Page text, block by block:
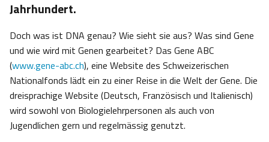
Jahrhundert.
Doch was ist DNA genau? Wie sieht sie aus? Was sind Gene
und wie wird mit Genen gearbeitet? Das Gene ABC
(www.gene-abc.ch), eine Website des Schweizerischen
Nationalfonds lädt ein zu einer Reise in die Welt der Gene. Die
dreisprachige Website (Deutsch, Französisch und Italienisch)
wird sowohl von Biologielehrpersonen als auch von
Jugendlichen gern und regelmässig genutzt.